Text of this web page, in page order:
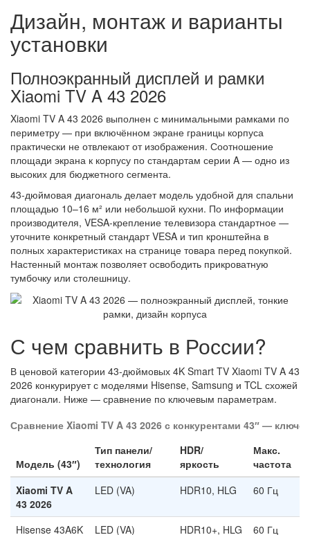
Дизайн, монтаж и варианты
установки
Полноэкранный дисплей и рамки
Xiaomi TV A 43 2026
Xiaomi TV A 43 2026 выполнен с минимальными рамками по
периметру — при включённом экране границы корпуса
практически не отвлекают от изображения. Соотношение
площади экрана к корпусу по стандартам серии A — одно из
высоких для бюджетного сегмента.
43-дюймовая диагональ делает модель удобной для спальни
площадью 10–16 м² или небольшой кухни. По информации
производителя, VESA-крепление телевизора стандартное —
уточните конкретный стандарт VESA и тип кронштейна в
полных характеристиках на странице товара перед покупкой.
Настенный монтаж позволяет освободить прикроватную
тумбочку или столешницу.
С чем сравнить в России?
В ценовой категории 43-дюймовых 4K Smart TV Xiaomi TV A 43
2026 конкурирует с моделями Hisense, Samsung и TCL схожей
диагонали. Ниже — сравнение по ключевым параметрам.
Сравнение Xiaomi TV A 43 2026 с конкурентами 43″ —
Модель (43″)
Тип панели/
технология
HDR/
яркость
Макс.
частота
Xiaomi TV A
43 2026
LED (VA) HDR10, HLG 60 Гц
Hisense 43A6K LED (VA) HDR10+, HLG 60 Гц